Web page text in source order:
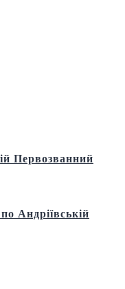
Первозванний
Андріївській